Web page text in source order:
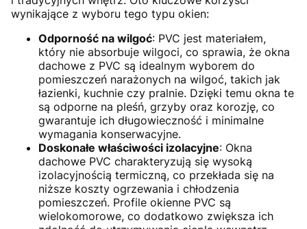
wynikające z wyboru tego typu okien:
Odporność na wilgoć: PVC jest materiałem,
który nie absorbuje wilgoci, co sprawia, że okna
dachowe z PVC są idealnym wyborem do
pomieszczeń narażonych na wilgoć, takich jak
łazienki, kuchnie czy pralnie. Dzięki temu okna te
są odporne na pleśń, grzyby oraz korozję, co
gwarantuje ich długowieczność i minimalne
wymagania konserwacyjne.
Doskonałe właściwości izolacyjne: Okna
dachowe PVC charakteryzują się wysoką
izolacyjnością termiczną, co przekłada się na
niższe koszty ogrzewania i chłodzenia
pomieszczeń. Profile okienne PVC są
wielokomorowe, co dodatkowo zwiększa ich